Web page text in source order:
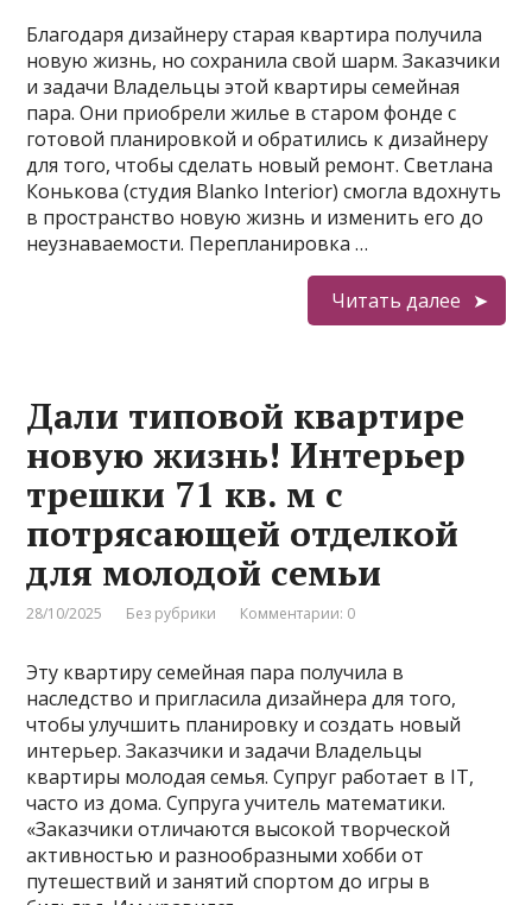
Благодаря дизайнеру старая квартира получила
новую жизнь, но сохранила свой шарм. Заказчики
и задачи Владельцы этой квартиры семейная
пара. Они приобрели жилье в старом фонде с
готовой планировкой и обратились к дизайнеру
для того, чтобы сделать новый ремонт. Светлана
Конькова (студия Blanko Interior) смогла вдохнуть
в пространство новую жизнь и изменить его до
неузнаваемости. Перепланировка …
Читать далее
Дали типовой квартире
новую жизнь! Интерьер
трешки 71 кв. м с
потрясающей отделкой
для молодой семьи
28/10/2025 Без рубрики Комментарии: 0
Эту квартиру семейная пара получила в
наследство и пригласила дизайнера для того,
чтобы улучшить планировку и создать новый
интерьер. Заказчики и задачи Владельцы
квартиры молодая семья. Супруг работает в IT,
часто из дома. Супруга учитель математики.
«Заказчики отличаются высокой творческой
активностью и разнообразными хобби от
путешествий и занятий спортом до игры в